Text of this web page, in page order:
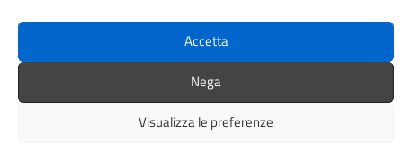
Accetta
Nega
Visualizza le preferenze
Instagram
Mappa del sito Credits